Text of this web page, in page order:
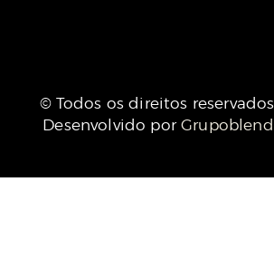
© Todos os direitos reservados.
Desenvolvido porGrupoblend